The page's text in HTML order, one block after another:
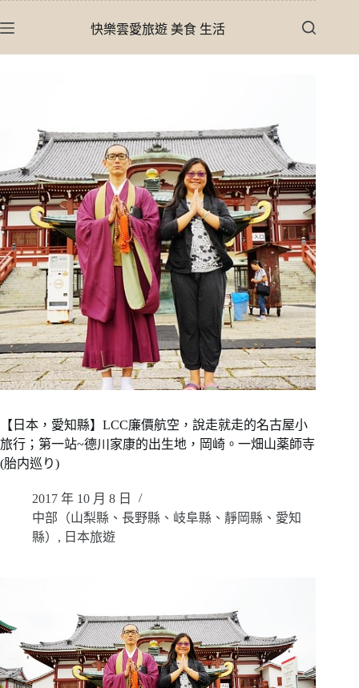
至
快樂雲愛旅遊 美食 生活
【日本，愛知縣】LCC廉價航空，說走就走的名古屋小
旅行；第一站~德川家康的出生地，岡崎。一畑山薬師寺
(胎内巡り)
2017 年 10 月 8 日
中部（山梨縣、長野縣、岐阜縣、靜岡縣、愛知
縣） , 日本旅遊